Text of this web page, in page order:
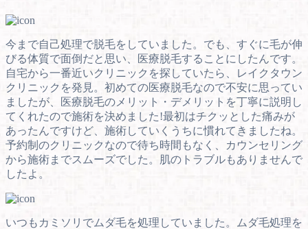
今まで自己処理で脱毛をしていました。でも、すぐに毛が伸
びる体質で面倒だと思い、医療脱毛することにしたんです。
自宅から一番近いクリニックを探していたら、レイクタウン
クリニックを発見。初めての医療脱毛なので不安に思ってい
ましたが、医療脱毛のメリット・デメリットを丁寧に説明し
てくれたので施術を決めました!最初はチクッとした痛みが
あったんですけど、施術していくうちに慣れてきましたね。
予約制のクリニックなので待ち時間もなく、カウンセリング
から施術までスムーズでした。肌のトラブルもありませんで
したよ。
いつもカミソリでムダ毛を処理していました。ムダ毛処理を